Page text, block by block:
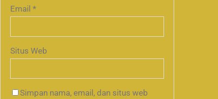
Email *
Situs Web
Simpan nama, email, dan situs web